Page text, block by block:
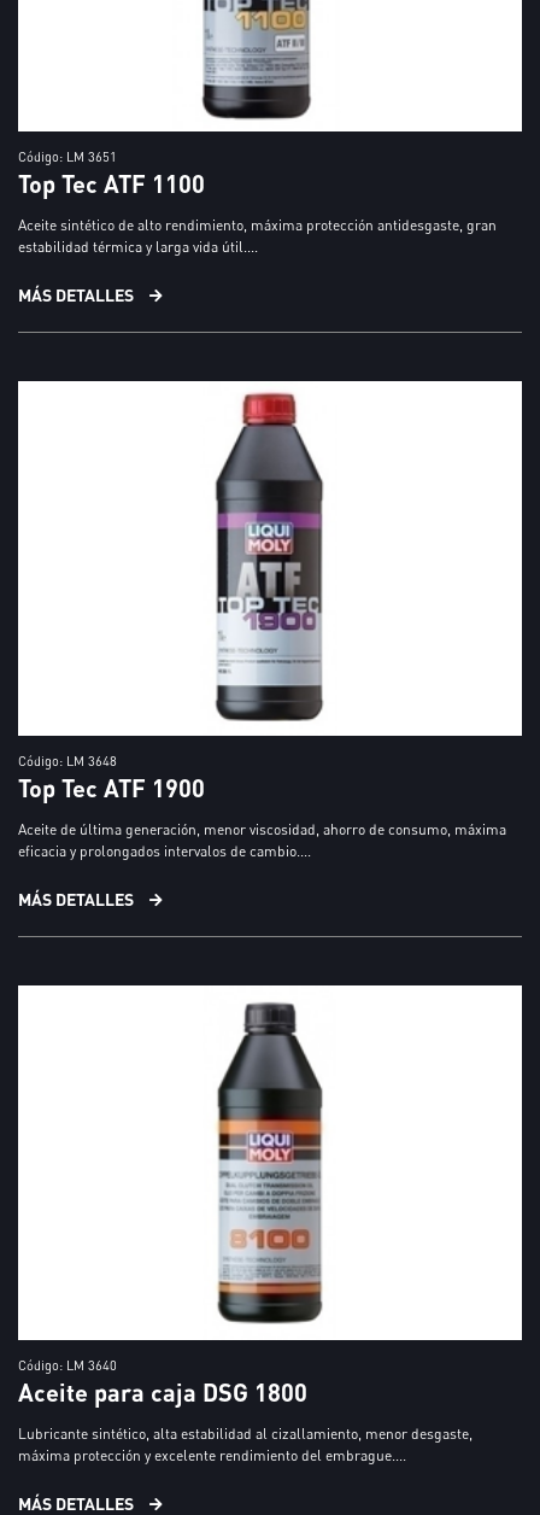
Código: LM 3651
Top Tec ATF 1100
Aceite sintético de alto rendimiento, máxima protección antidesgaste, gran
estabilidad térmica y larga vida útil....
MÁS DETALLES
Código: LM 3648
Top Tec ATF 1900
Aceite de última generación, menor viscosidad, ahorro de consumo, máxima
eficacia y prolongados intervalos de cambio....
MÁS DETALLES
Código: LM 3640
Aceite para caja DSG 1800
Lubricante sintético, alta estabilidad al cizallamiento, menor desgaste,
máxima protección y excelente rendimiento del embrague....
MÁS DETALLES